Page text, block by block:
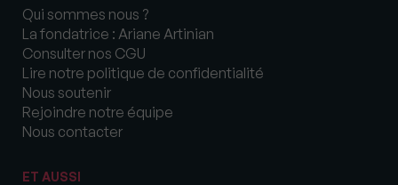
Qui sommes nous ?
La fondatrice : Ariane Artinian
Consulter nos CGU
Lire notre politique de confidentialité
Nous soutenir
Rejoindre notre équipe
Nous contacter
ET AUSSI